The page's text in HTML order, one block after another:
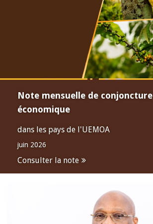
Note mensuelle de conjoncture
économique
dans les pays de l'UEMOA
juin 2026
Consulter la note